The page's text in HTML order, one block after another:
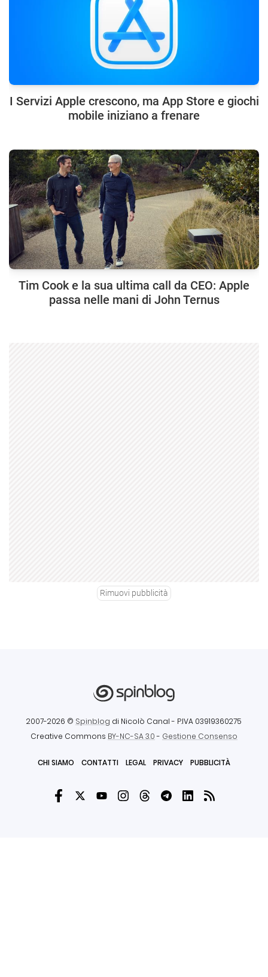
I Servizi Apple crescono, ma App Store e giochi
mobile iniziano a frenare
Tim Cook e la sua ultima call da CEO: Apple
passa nelle mani di John Ternus
Rimuovi pubblicità
2007-2026 © Spinblog di Nicolò Canal - P.IVA 03919360275
Creative Commons BY-NC-SA 3.0- Gestione Consenso
CHI SIAMO CONTATTI LEGAL PRIVACY PUBBLICITÀ